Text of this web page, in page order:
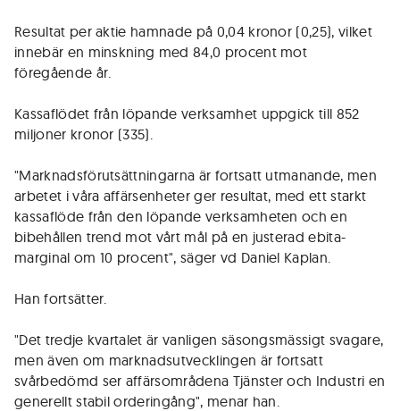
Resultat per aktie hamnade på 0,04 kronor (0,25), vilket
innebär en minskning med 84,0 procent mot
föregående år.
Kassaflödet från löpande verksamhet uppgick till 852
miljoner kronor (335).
"Marknadsförutsättningarna är fortsatt utmanande, men
arbetet i våra affärsenheter ger resultat, med ett starkt
kassaflöde från den löpande verksamheten och en
bibehållen trend mot vårt mål på en justerad ebita-
marginal om 10 procent", säger vd Daniel Kaplan.
Han fortsätter.
"Det tredje kvartalet är vanligen säsongsmässigt svagare,
men även om marknadsutvecklingen är fortsatt
svårbedömd ser affärsområdena Tjänster och Industri en
generellt stabil orderingång", menar han.